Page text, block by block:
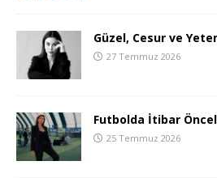
Güzel, Cesur ve
27 Temmuz 2026
Futbolda İtibar
25 Temmuz 2026